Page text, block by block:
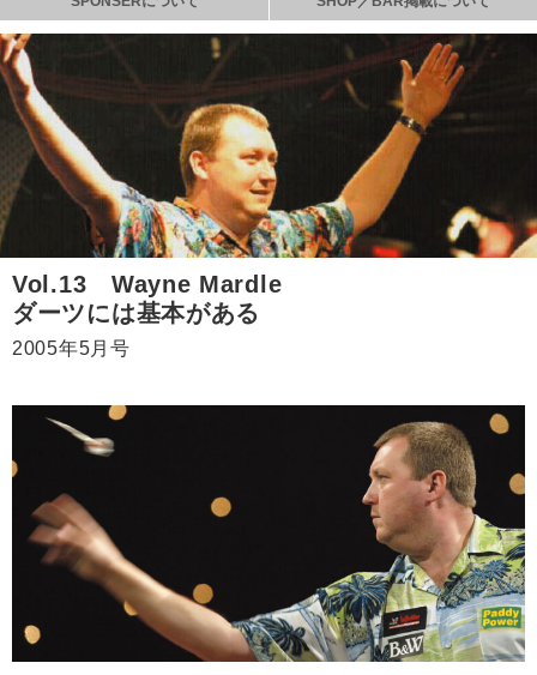
Vol.13 Wayne Mardle
ダーツには基本がある
2005年5月号